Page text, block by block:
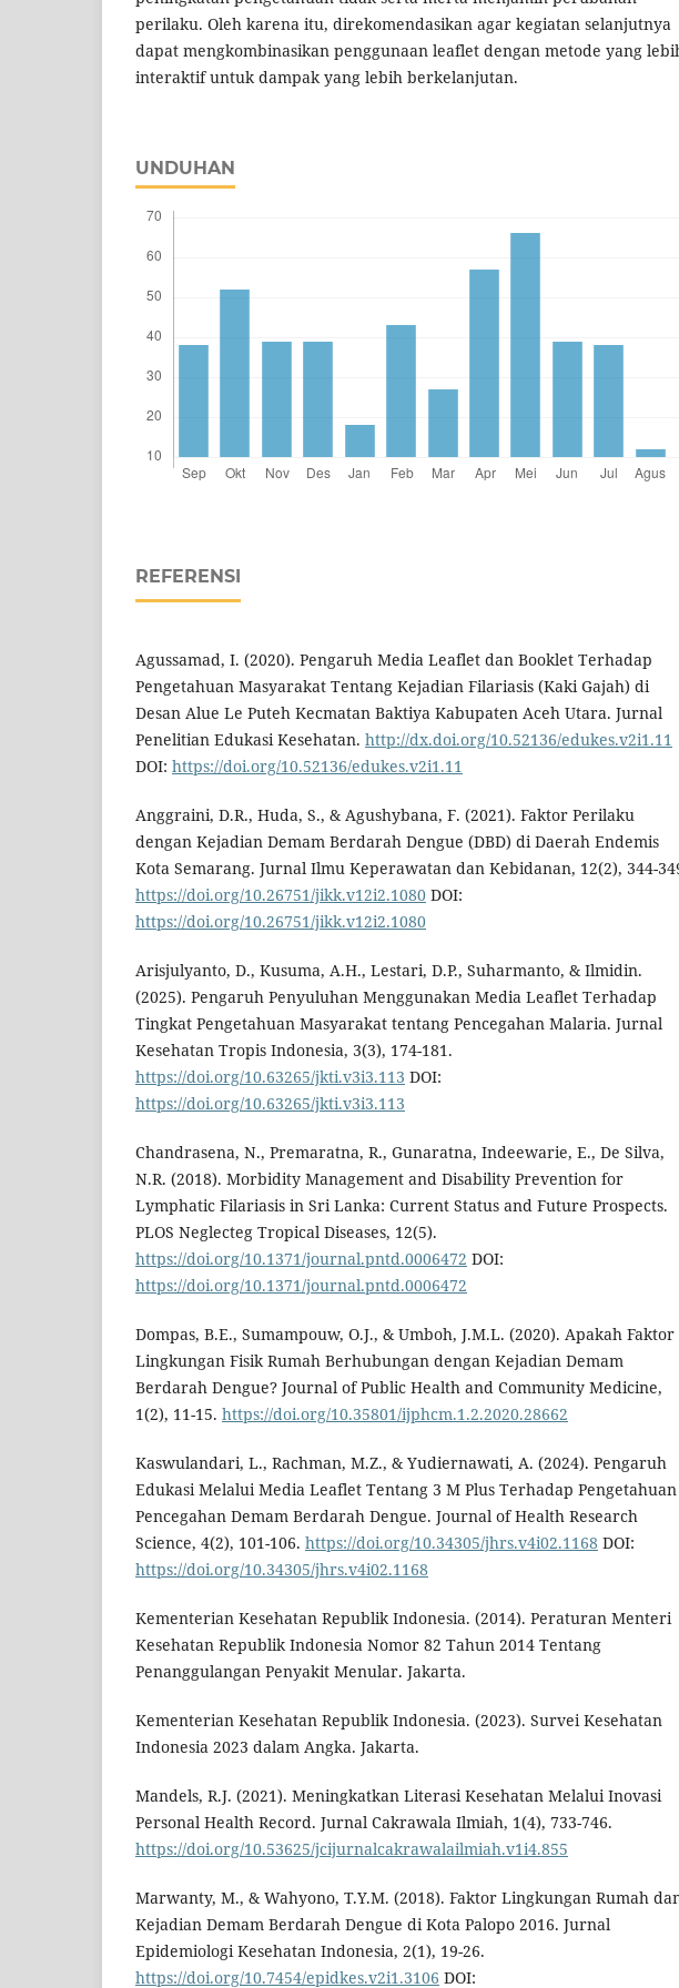
perilaku. Oleh karena itu, direkomendasikan agar kegiatan selanjutnya
dapat mengkombinasikan penggunaan leaflet dengan metode yang
interaktif untuk dampak yang lebih berkelanjutan.
UNDUHAN
REFERENSI
Agussamad, I. (2020). Pengaruh Media Leaflet dan Booklet Terhadap
Pengetahuan Masyarakat Tentang Kejadian Filariasis (Kaki Gajah) di
Desan Alue Le Puteh Kecmatan Baktiya Kabupaten Aceh Utara. Jurnal
Penelitian Edukasi Kesehatan. http://dx.doi.org/10.52136/edukes.v2i1.11
DOI: https://doi.org/10.52136/edukes.v2i1.11
Anggraini, D.R., Huda, S., & Agushybana, F. (2021). Faktor Perilaku
dengan Kejadian Demam Berdarah Dengue (DBD) di Daerah Endemis
Kota Semarang. Jurnal Ilmu Keperawatan dan Kebidanan, 12(2), 344-
https://doi.org/10.26751/jikk.v12i2.1080 DOI:
https://doi.org/10.26751/jikk.v12i2.1080
Arisjulyanto, D., Kusuma, A.H., Lestari, D.P., Suharmanto, & Ilmidin.
(2025). Pengaruh Penyuluhan Menggunakan Media Leaflet Terhadap
Tingkat Pengetahuan Masyarakat tentang Pencegahan Malaria. Jurnal
Kesehatan Tropis Indonesia, 3(3), 174-181.
https://doi.org/10.63265/jkti.v3i3.113 DOI:
https://doi.org/10.63265/jkti.v3i3.113
Chandrasena, N., Premaratna, R., Gunaratna, Indeewarie, E., De Silva,
N.R. (2018). Morbidity Management and Disability Prevention for
Lymphatic Filariasis in Sri Lanka: Current Status and Future Prospects.
PLOS Neglecteg Tropical Diseases, 12(5).
https://doi.org/10.1371/journal.pntd.0006472 DOI:
https://doi.org/10.1371/journal.pntd.0006472
Dompas, B.E., Sumampouw, O.J., & Umboh, J.M.L. (2020). Apakah Faktor
Lingkungan Fisik Rumah Berhubungan dengan Kejadian Demam
Berdarah Dengue? Journal of Public Health and Community Medicine,
1(2), 11-15. https://doi.org/10.35801/ijphcm.1.2.2020.28662
Kaswulandari, L., Rachman, M.Z., & Yudiernawati, A. (2024). Pengaruh
Edukasi Melalui Media Leaflet Tentang 3 M Plus Terhadap Pengetahuan
Pencegahan Demam Berdarah Dengue. Journal of Health Research
Science, 4(2), 101-106. https://doi.org/10.34305/jhrs.v4i02.1168 DOI:
https://doi.org/10.34305/jhrs.v4i02.1168
Kementerian Kesehatan Republik Indonesia. (2014). Peraturan Menteri
Kesehatan Republik Indonesia Nomor 82 Tahun 2014 Tentang
Penanggulangan Penyakit Menular. Jakarta.
Kementerian Kesehatan Republik Indonesia. (2023). Survei Kesehatan
Indonesia 2023 dalam Angka. Jakarta.
Mandels, R.J. (2021). Meningkatkan Literasi Kesehatan Melalui Inovasi
Personal Health Record. Jurnal Cakrawala Ilmiah, 1(4), 733-746.
https://doi.org/10.53625/jcijurnalcakrawalailmiah.v1i4.855
Marwanty, M., & Wahyono, T.Y.M. (2018). Faktor Lingkungan Rumah
Kejadian Demam Berdarah Dengue di Kota Palopo 2016. Jurnal
Epidemiologi Kesehatan Indonesia, 2(1), 19-26.
https://doi.org/10.7454/epidkes.v2i1.3106 DOI: